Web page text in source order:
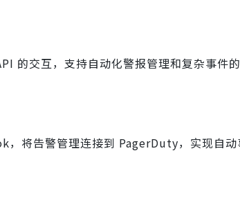
的交互，支持自动化警报管理和复杂事件
将告警管理连接到 PagerDuty，实现自动